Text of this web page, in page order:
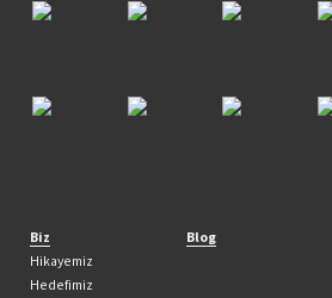
Biz
Hikayemiz
Hedefimiz
Blog